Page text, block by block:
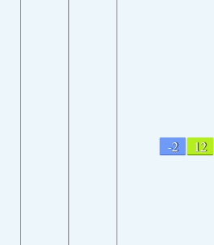
-2 12